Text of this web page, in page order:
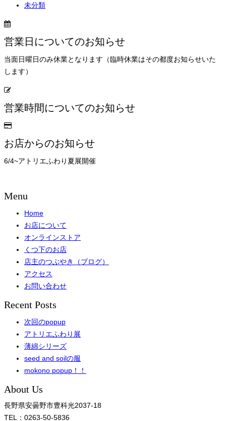
未分類
営業日についてのお知らせ
当面日曜日のみ休業となります（臨時休業はその都度お知らせいた
します）
営業時間についてのお知らせ
お店からのお知らせ
6/4~アトリエふわり夏展開催
Menu
Home
お店について
オンラインストア
くつ下のお店
店主のつぶやき（ブログ）
アクセス
お問い合わせ
Recent Posts
次回のpopup
アトリエふわり展
薄綿シリーズ
seed and soilの服
mokono popup！！
About Us
長野県安曇野市豊科光2037-18
TEL：0263-50-5836